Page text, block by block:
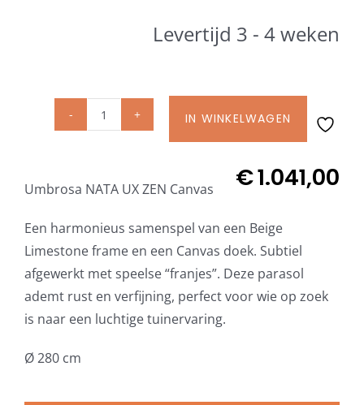
Glatz parasoldoeken
Glatz stofstalen collectie Sampleboeken
Umbrosa en Paraflex parasoldoeken
Onze merken
Levertijd 3 - 4 weken
Umbrosa
ZEN
Ø
280
cm
aantal
IN WINKELWAGEN
€1.041,00
Umbrosa NATA UX ZEN Canvas
Een harmonieus samenspel van een Beige
Limestone frame en een Canvas doek. Subtiel
afgewerkt met speelse “franjes”. Deze parasol
ademt rust en verfijning, perfect voor wie op zoek
is naar een luchtige tuinervaring.
Ø 280 cm